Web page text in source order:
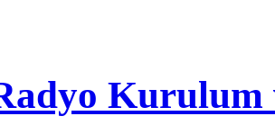
Kurulum